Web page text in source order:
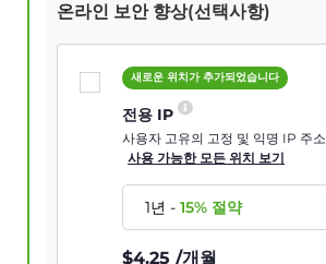
온라인 보안 향상(선택사항)
새로운 위치가 추가되었습니다
전용 IP
사용자 고유의 고정 및 익명 IP 주소
사용 가능한 모든 위치 보기
1년-15% 절약
$4.25 /개월